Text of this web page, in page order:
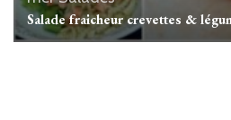
Salade fraicheur crevettes &